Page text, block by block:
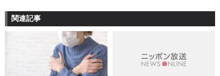
関連記事